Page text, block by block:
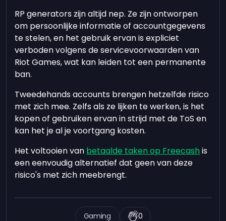
RP generators zijn altijd nep. Ze zijn ontworpen
om persoonlijke informatie of accountgegevens
te stelen, en het gebruik ervan is expliciet
verboden volgens de servicevoorwaarden van
Riot Games, wat kan leiden tot een permanente
ban.
Tweedehands accounts brengen hetzelfde risico
met zich mee. Zelfs als ze lijken te werken, is het
kopen of gebruiken ervan in strijd met de ToS en
kan het je al je voortgang kosten.
Het voltooien van betaalde taken op Freecashis
een eenvoudig alternatief dat geen van deze
risico's met zich meebrengt.
Gaming 0